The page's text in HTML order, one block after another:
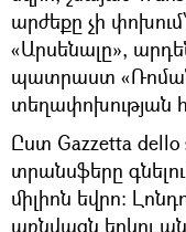
արժեքը չի
«Արսենալը»,
պատրաստ
տեղափոխության
Ըստ Gazzetta
տրանսֆերը
միլիոն եվրո:
առնվազն երկու